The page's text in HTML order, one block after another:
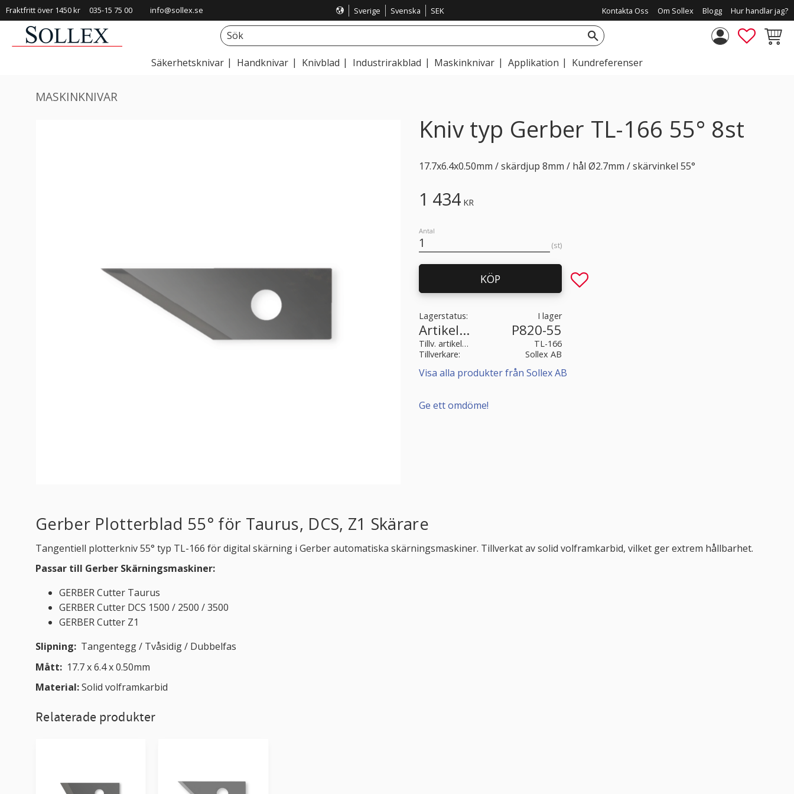
Fraktfritt över 1450 kr 035-15 75 00 info@sollex.se Sverige Svenska SEK Kontakta Oss Om Sollex Blogg Hur handlar jag?
Säkerhetsknivar Handknivar Knivblad Industrirakblad Maskinknivar Applikation Kundreferenser
MASKINKNIVAR
Kniv typ Gerber TL-166 55° 8st
17.7x6.4x0.50mm / skärdjup 8mm / hål Ø2.7mm / skärvinkel 55°
1 434KR
Antal
st
KÖP Lägg till i favoriter
Lagerstatus I lager
Artikelnr P820-55
Tillv. artikelnr
TL-166
Tillverkare
Sollex AB
Visa alla produkter från Sollex AB
Ge ett omdöme!
Gerber Plotterblad 55° för Taurus, DCS, Z1 Skärare
Tangentiell plotterkniv 55° typ TL-166 för digital skärning i Gerber automatiska skärningsmaskiner. Tillverkat av solid volframkarbid, vilket ger extrem hållbarhet.
Passar till Gerber Skärningsmaskiner:
GERBER Cutter Taurus
GERBER Cutter DCS 1500 / 2500 / 3500
GERBER Cutter Z1
Slipning: Tangentegg / Tvåsidig / Dubbelfas
Mått: 17.7 x 6.4 x 0.50mm
Material:Solid volframkarbid
Relaterade produkter